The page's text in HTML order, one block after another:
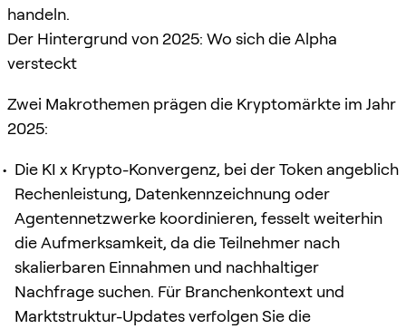
handeln.
Der Hintergrund von 2025: Wo sich die Alpha
versteckt
Zwei Makrothemen prägen die Kryptomärkte im Jahr
2025:
Die KI x Krypto-Konvergenz, bei der Token angeblich
Rechenleistung, Datenkennzeichnung oder
Agentennetzwerke koordinieren, fesselt weiterhin
die Aufmerksamkeit, da die Teilnehmer nach
skalierbaren Einnahmen und nachhaltiger
Nachfrage suchen. Für Branchenkontext und
Marktstruktur-Updates verfolgen Sie die